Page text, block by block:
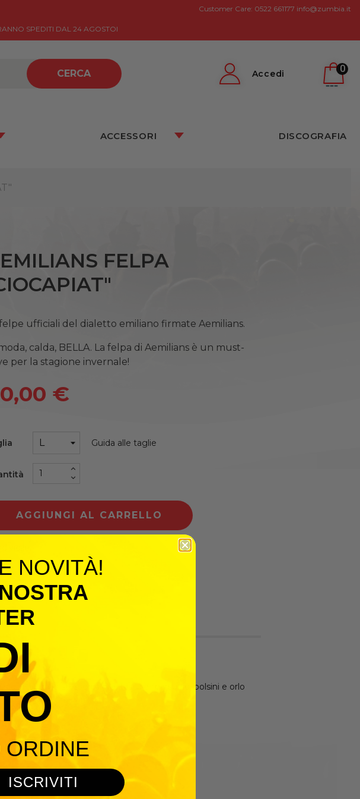
Customer Care: 0522 661177 info@zumbia.it
SPEDITI DAL 24 AGOSTOI
CERCA Accedi 0
ACCESSORI DISCOGRAFIA
FELPA
ufficiali del dialetto emiliano firmate Aemilians.
calda, BELLA. La felpa di Aemilians è un must-
per la stagione invernale!
€
Guida alle taglie
AGGIUNGI AL CARRELLO
dello stesso colore, tasca a marsupio, polsini e orlo
set-in
NOVITÀ!
ORDINE
ISCRIVITI